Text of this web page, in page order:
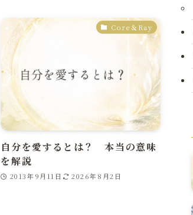
Core＆Ray
自分を愛するとは？ 本当の意味
を解説
2013年9月11日 2026年8月2日